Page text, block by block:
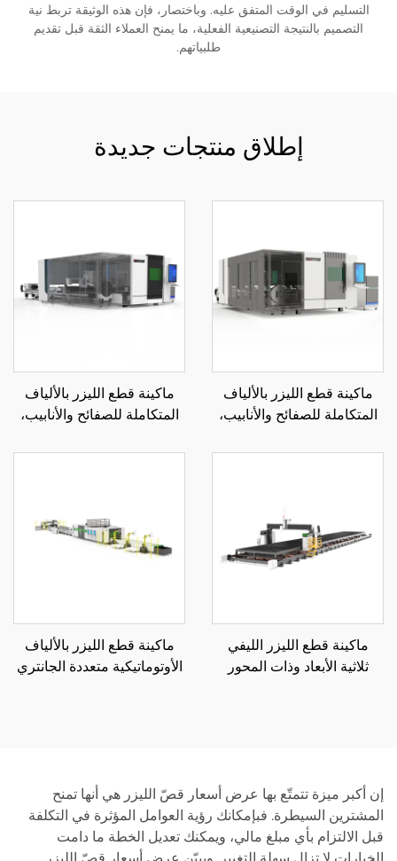
التسليم في الوقت المتفق عليه. وباختصار، فإن هذه الوثيقة تربط نية
التصميم بالنتيجة التصنيعية الفعلية، ما يمنح العملاء الثقة قبل تقديم
طلبياتهم.
إطلاق منتجات جديدة
ماكينة قطع الليزر بالألياف
المتكاملة للصفائح والأنابيب،
ماكينة قطع الليزر بالألياف
المتكاملة للصفائح والأنابيب،
ماكينة قطع الليزر الليفي
ثلاثية الأبعاد وذات المحور
ماكينة قطع الليزر بالألياف
الأوتوماتيكية متعددة الجانتري
إن أكبر ميزة تتمتّع بها عرض أسعار قصّ الليزر هي أنها تمنح
المشترين السيطرة. فبإمكانك رؤية العوامل المؤثرة في التكلفة
قبل الالتزام بأي مبلغ مالي، ويمكنك تعديل الخطة ما دامت